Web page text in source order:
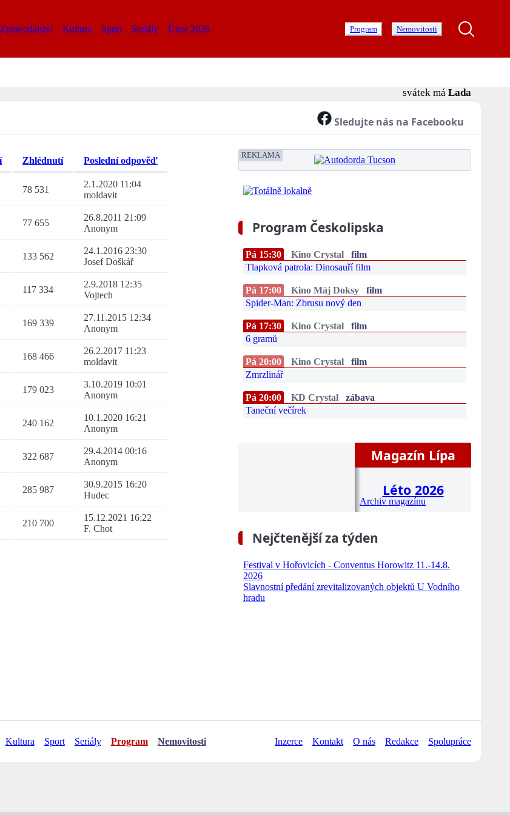
Zpravodajství Kultura Sport Seriály Únor 2026 Program Nemovitosti
svátek má Lada
Sledujte nás na Facebooku
Zhlédnutí Poslední odpověď
78 531
2.1.2020 11:04
moldavit
77 655
26.8.2011 21:09
Anonym
133 562
24.1.2016 23:30
Josef Doškář
117 334
2.9.2018 12:35
Vojtech
169 339
27.11.2015 12:34
Anonym
168 466
26.2.2017 11:23
moldavit
179 023
3.10.2019 10:01
Anonym
240 162
10.1.2020 16:21
Anonym
322 687
29.4.2014 00:16
Anonym
285 987
30.9.2015 16:20
Hudec
210 700
15.12.2021 16:22
F. Chot
REKLAMA
Program Českolipska
Pá 15:30 Kino Crystal
film
Tlapková patrola: Dinosauří film
Pá 17:00 Kino Máj Doksy
film
Spider-Man: Zbrusu nový den
Pá 17:30 Kino Crystal
film
6 gramů
Pá 20:00 Kino Crystal
film
Zmrzlinář
Pá 20:00 KD Crystal
zábava
Taneční večírek
Magazín Lípa
Léto 2026
Archiv magazínu
Nejčtenější za týden
Festival v Hořovicích - Conventus Horowitz 11.-14.8.
2026
Slavnostní předání zrevitalizovaných objektů U Vodního
hradu
Kultura Sport Seriály Program Nemovitosti Inzerce Kontakt O nás Redakce Spolupráce